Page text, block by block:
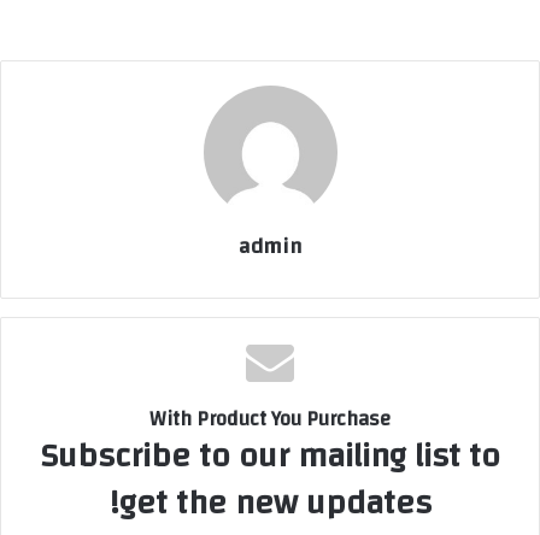
admin
With Product You Purchase
Subscribe to our mailing list to
get the new updates!